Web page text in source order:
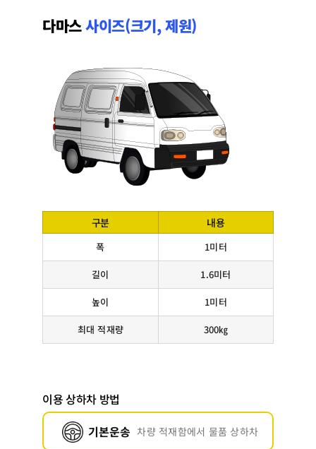
다마스사이즈(크기, 제원)
구분 내용
폭 1미터
길이 1.6미터
높이 1미터
최대 적재량 300㎏
이용 상하차 방법
기본운송 차량 적재함에서 물품 상하차